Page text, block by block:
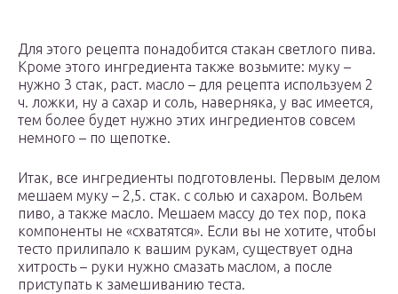
Для этого рецепта понадобится стакан светлого пива.
Кроме этого ингредиента также возьмите: муку –
нужно 3 стак, раст. масло – для рецепта используем 2
ч. ложки, ну а сахар и соль, наверняка, у вас имеется,
тем более будет нужно этих ингредиентов совсем
немного – по щепотке.
Итак, все ингредиенты подготовлены. Первым делом
мешаем муку – 2,5. стак. с солью и сахаром. Вольем
пиво, а также масло. Мешаем массу до тех пор, пока
компоненты не «схватятся». Если вы не хотите, чтобы
тесто прилипало к вашим рукам, существует одна
хитрость – руки нужно смазать маслом, а после
приступать к замешиванию теста.